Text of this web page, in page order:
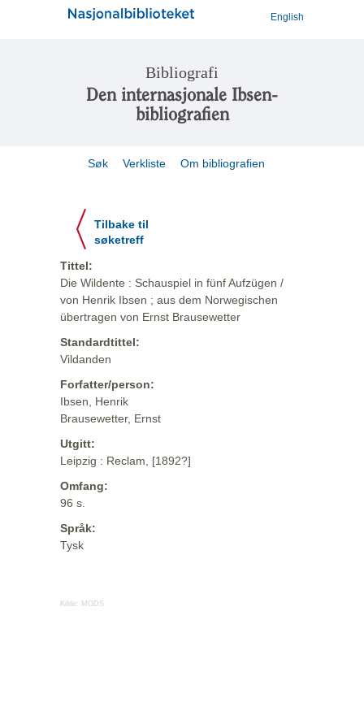
English
Bibliografi
Den internasjonale Ibsen-
bibliografien
Søk Verkliste Om bibliografien
Tilbake til
søketreff
Tittel:
Die Wildente : Schauspiel in fünf Aufzügen /
von Henrik Ibsen ; aus dem Norwegischen
übertragen von Ernst Brausewetter
Standardtittel:
Vildanden
Forfatter/person:
Ibsen, Henrik
Brausewetter, Ernst
Utgitt:
Leipzig : Reclam, [1892?]
Omfang:
96 s.
Språk:
Tysk
Kilde: MODS